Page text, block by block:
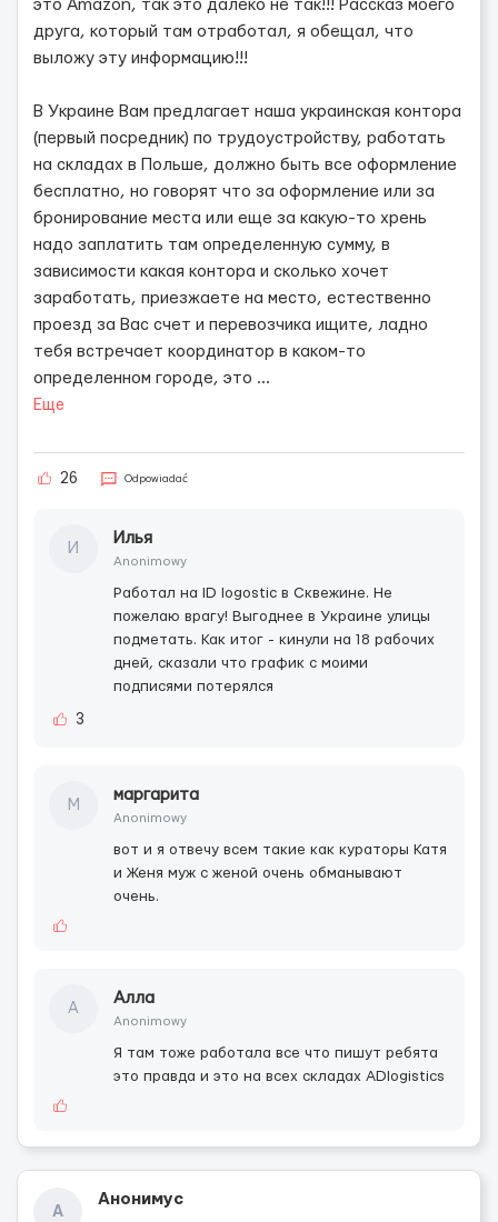
это Amazon, так это далеко не так!!! Рассказ моего
друга, который там отработал, я обещал, что
выложу эту информацию!!!
В Украине Вам предлагает наша украинская контора
(первый посредник) по трудоустройству, работать
на складах в Польше, должно быть все оформление
бесплатно, но говорят что за оформление или за
бронирование места или еще за какую-то хрень
надо заплатить там определенную сумму, в
зависимости какая контора и сколько хочет
заработать, приезжаете на место, естественно
проезд за Вас счет и перевозчика ищите, ладно
тебя встречает координатор в каком-то
определенном городе, это ...
Еще
26 Odpowiadać
И
Илья
Anonimowy
Работал на ID logostic в Сквежине. Не
пожелаю врагу! Выгоднее в Украине улицы
подметать. Как итог - кинули на 18 рабочих
дней, сказали что график с моими
подписями потерялся
3
М
маргарита
Anonimowy
вот и я отвечу всем такие как кураторы Катя
и Женя муж с женой очень обманывают
очень.
А
Алла
Anonimowy
Я там тоже работала все что пишут ребята
это правда и это на всех складах ADIogistics
А
Анонимус